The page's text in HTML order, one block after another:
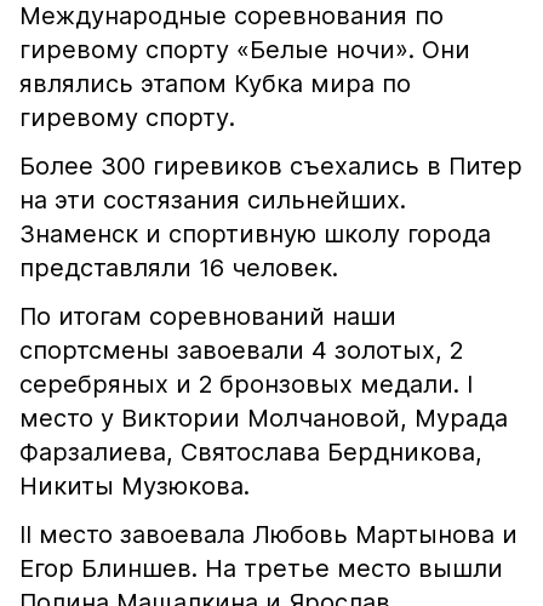
Международные соревнования по
гиревому спорту «Белые ночи». Они
являлись этапом Кубка мира по
гиревому спорту.
Более 300 гиревиков съехались в Питер
на эти состязания сильнейших.
Знаменск и спортивную школу города
представляли 16 человек.
По итогам соревнований наши
спортсмены завоевали 4 золотых, 2
серебряных и 2 бронзовых медали. I
место у Виктории Молчановой, Мурада
Фарзалиева, Святослава Бердникова,
Никиты Музюкова.
II место завоевала Любовь Мартынова и
Егор Блиншев. На третье место вышли